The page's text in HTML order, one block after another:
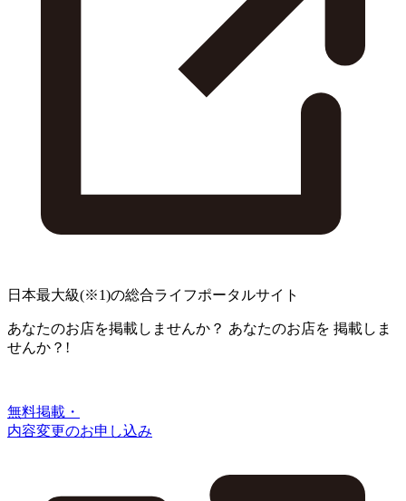
日本最大級(※1)の総合ライフポータルサイト
あなたのお店を掲載しませんか？ あなたのお店を 掲載しま
せんか？!
無料掲載・
内容変更のお申し込み